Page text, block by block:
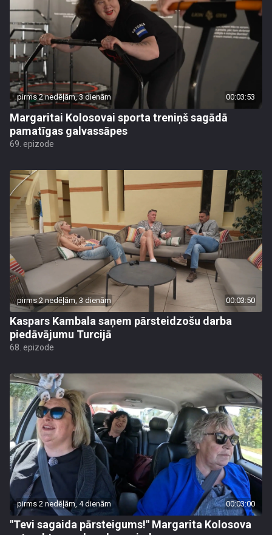
pirms 2 nedēļām, 3 dienām 00:03:53
Margaritai Kolosovai sporta treniņš sagādā
pamatīgas galvassāpes
69. epizode
pirms 2 nedēļām, 3 dienām 00:03:50
Kaspars Kambala saņem pārsteidzošu darba
piedāvājumu Turcijā
68. epizode
pirms 2 nedēļām, 4 dienām 00:03:00
"Tevi sagaida pārsteigums!" Margarita Kolosova